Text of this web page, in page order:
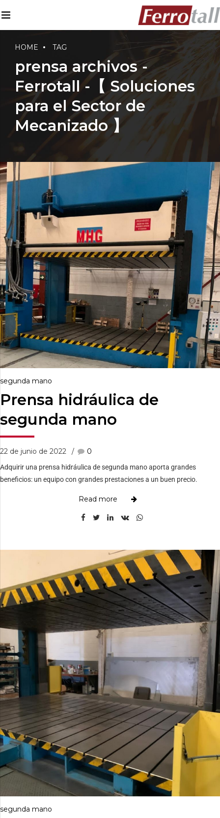
HOME TAG
prensa archivos -
Ferrotall -【 Soluciones
para el Sector de
Mecanizado 】
segunda mano
Prensa hidráulica de
segunda mano
22 de junio de 2022 0
Adquirir una prensa hidráulica de segunda mano aporta grandes
beneficios: un equipo con grandes prestaciones a un buen precio.
Read more
segunda mano